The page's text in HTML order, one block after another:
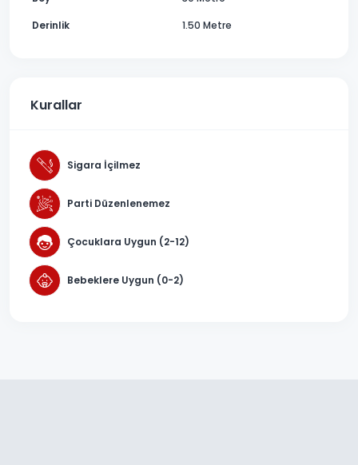
Derinlik
1.50 Metre
Kurallar
Sigara İçilmez
Parti Düzenlenemez
Çocuklara Uygun (2-12)
Bebeklere Uygun (0-2)